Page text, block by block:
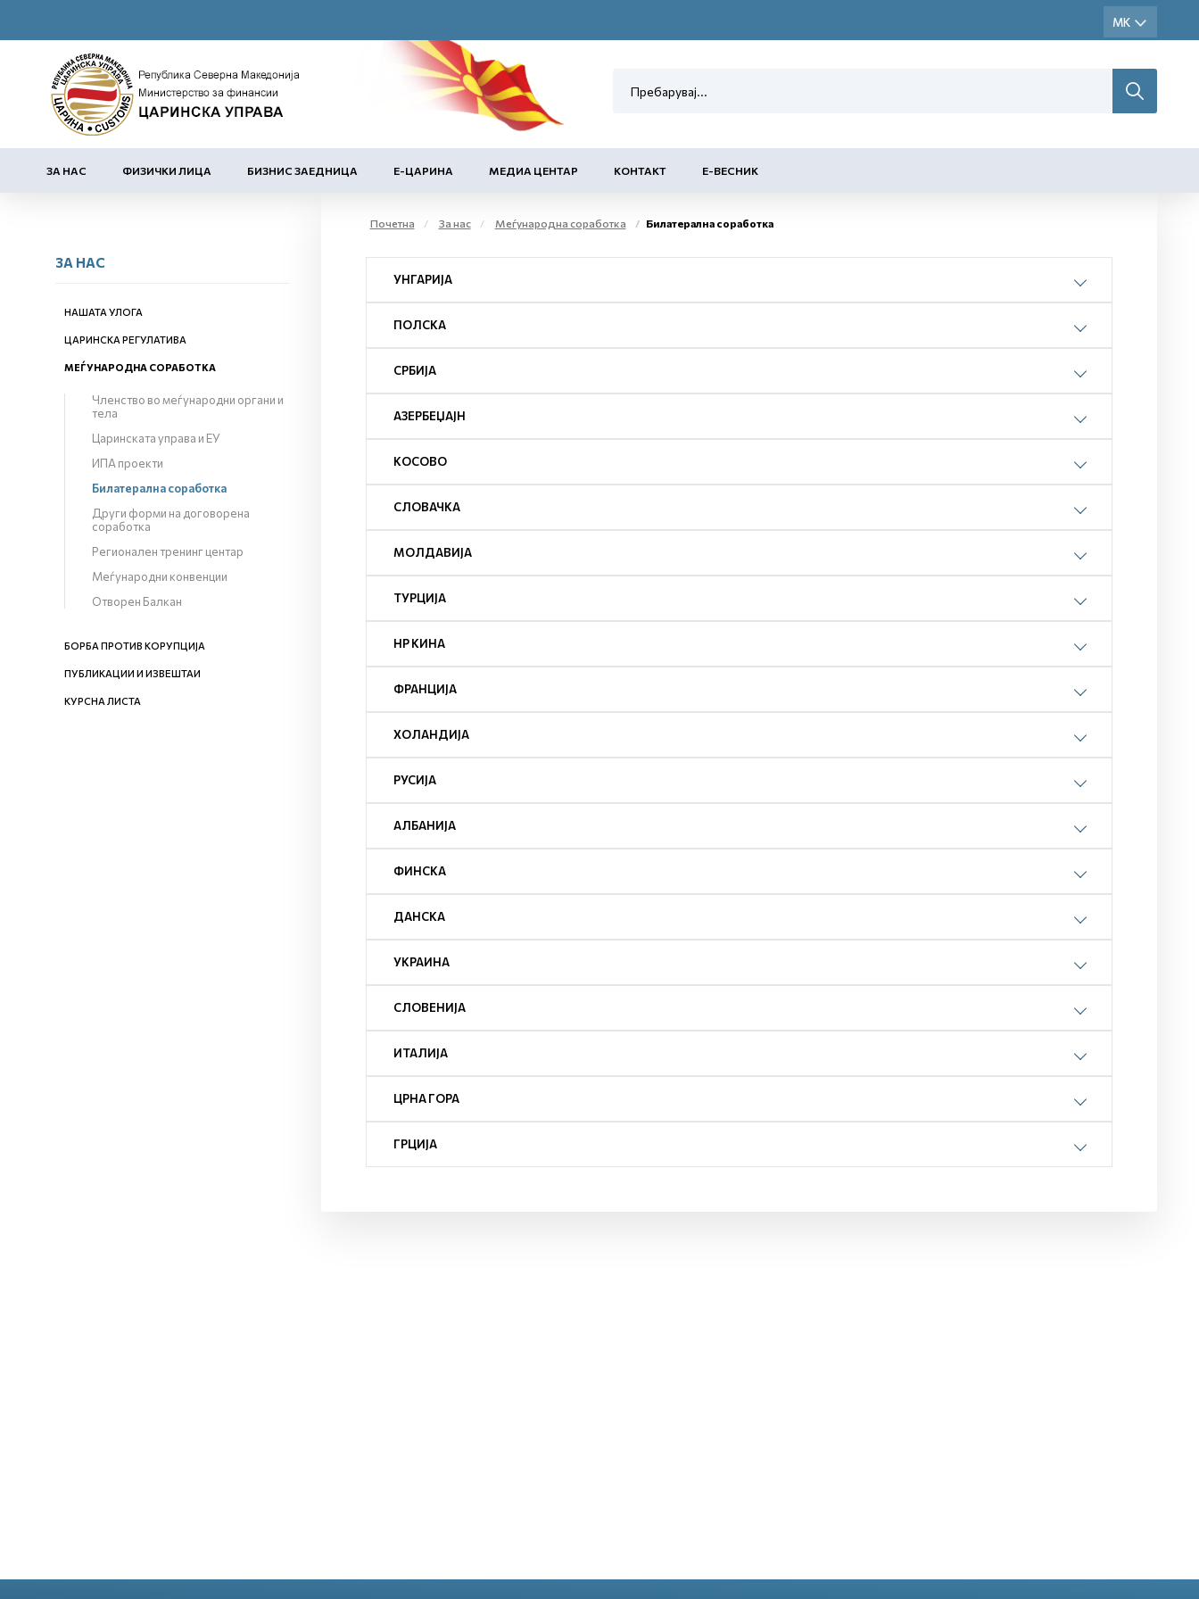
ЗА НАС ФИЗИЧКИ ЛИЦА БИЗНИС ЗАЕДНИЦА Е-ЦАРИНА МЕДИА ЦЕНТАР КОНТАКТ Е-ВЕСНИК
ЗА НАС
НАШАТА УЛОГА
ЦАРИНСКА РЕГУЛАТИВА
МЕЃУНАРОДНА СОРАБОТКА
Членство во меѓународни органи и
тела
Царинската управа и ЕУ
ИПА проекти
Билатерална соработка
Други форми на договорена
соработка
Регионален тренинг центар
Меѓународни конвенции
Отворен Балкан
БОРБА ПРОТИВ КОРУПЦИЈА
ПУБЛИКАЦИИ И ИЗВЕШТАИ
КУРСНА ЛИСТА
Почетна За нас Меѓународна соработка Билатерална соработка
УНГАРИЈА
ПОЛСКА
СРБИЈА
АЗЕРБЕЏАЈН
КОСОВО
СЛОВАЧКА
МОЛДАВИЈА
ТУРЦИЈА
НР КИНА
ФРАНЦИЈА
ХОЛАНДИЈА
РУСИЈА
АЛБАНИЈА
ФИНСКА
ДАНСКА
УКРАИНА
СЛОВЕНИЈА
ИТАЛИЈА
ЦРНА ГОРА
ГРЦИЈА